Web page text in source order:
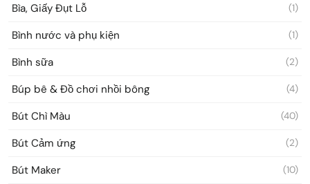
Bìa, Giấy Đụt Lỗ (1)
Bình nước và phụ kiện (1)
Bình sữa (2)
Búp bê & Đồ chơi nhồi bông (4)
Bút Chì Màu (40)
Bút Cảm ứng (2)
Bút Maker (10)